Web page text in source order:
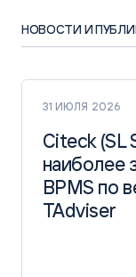
НОВОСТИ И
31 ИЮЛЯ 2026
Citeck (SL
наиболее
BPMS по
TAdviser
Citeck (SL
наиболее
BPMS по
TAdviser